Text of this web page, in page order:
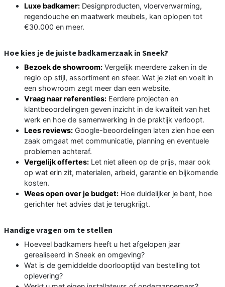
Luxe badkamer: Designproducten, vloerverwarming,
regendouche en maatwerk meubels, kan oplopen tot
€30.000 en meer.
Hoe kies je de juiste badkamerzaak in Sneek?
Bezoek de showroom: Vergelijk meerdere zaken in de
regio op stijl, assortiment en sfeer. Wat je ziet en voelt in
een showroom zegt meer dan een website.
Vraag naar referenties: Eerdere projecten en
klantbeoordelingen geven inzicht in de kwaliteit van het
werk en hoe de samenwerking in de praktijk verloopt.
Lees reviews: Google-beoordelingen laten zien hoe een
zaak omgaat met communicatie, planning en eventuele
problemen achteraf.
Vergelijk offertes: Let niet alleen op de prijs, maar ook
op wat erin zit, materialen, arbeid, garantie en bijkomende
kosten.
Wees open over je budget: Hoe duidelijker je bent, hoe
gerichter het advies dat je terugkrijgt.
Handige vragen om te stellen
Hoeveel badkamers heeft u het afgelopen jaar
gerealiseerd in Sneek en omgeving?
Wat is de gemiddelde doorlooptijd van bestelling tot
oplevering?